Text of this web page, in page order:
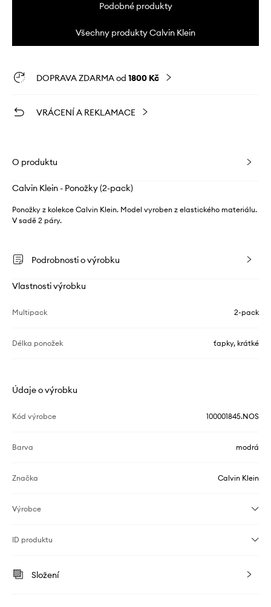
Podobné produkty
Všechny produkty Calvin Klein
DOPRAVA ZDARMA od 1800 Kč
VRÁCENÍ A REKLAMACE
O produktu
Calvin Klein - Ponožky (2-pack)
Ponožky z kolekce Calvin Klein. Model vyroben z elastického materiálu.
V sadě 2 páry.
Podrobnosti o výrobku
Vlastnosti výrobku
Multipack 2-pack
Délka ponožek ťapky, krátké
Údaje o výrobku
Kód výrobce 100001845.NOS
Barva modrá
Značka Calvin Klein
Výrobce
ID produktu
Složení